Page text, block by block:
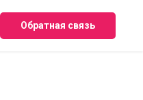
Обратная связь